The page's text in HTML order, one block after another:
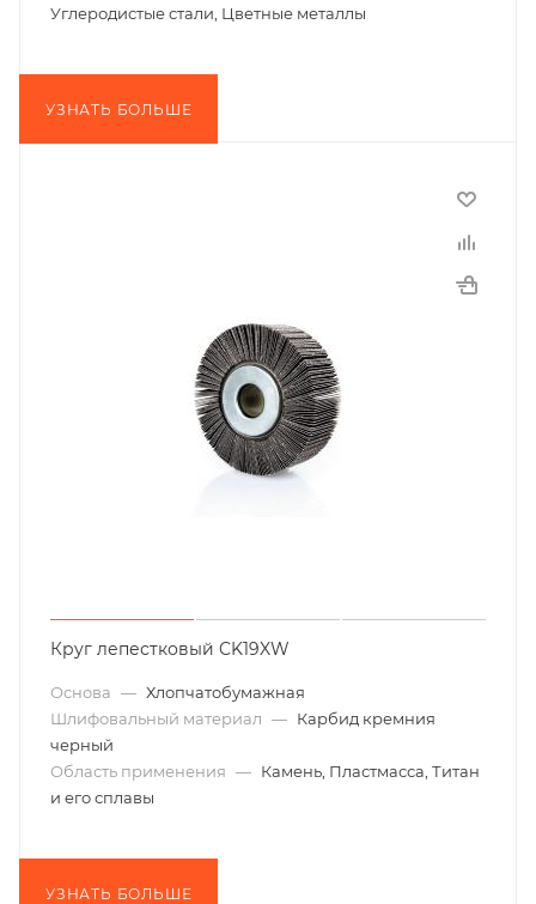
Углеродистые стали, Цветные металлы
УЗНАТЬ БОЛЬШЕ
Круг лепестковый CK19XW
Основа — Хлопчатобумажная
Шлифовальный материал — Карбид кремния
черный
Область применения — Камень, Пластмасса, Титан
и его сплавы
УЗНАТЬ БОЛЬШЕ